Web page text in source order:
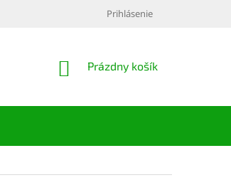
Prihlásenie
NÁKUPNÝ
Prázdny košík